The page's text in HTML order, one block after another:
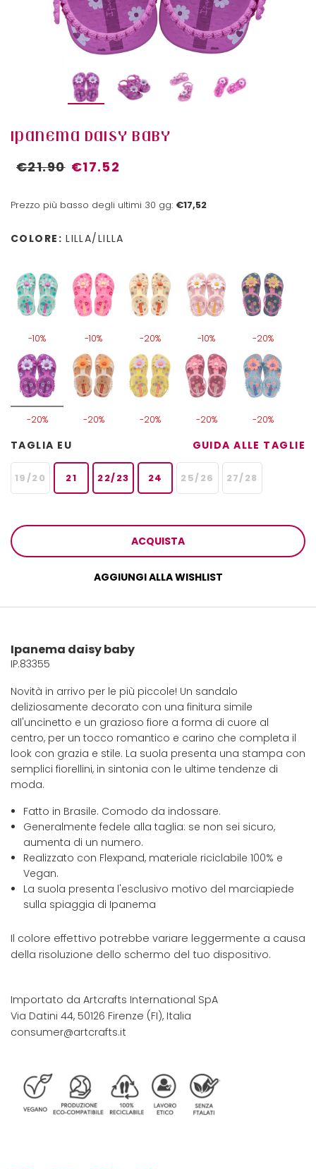
IPANEMA DAISY BABY
€21.90 €17.52
Prezzo più basso degli ultimi 30 gg: €17,52
COLORE: LILLA/LILLA
-10% -10% -20% -10% -20%
-20% -20% -20% -20% -20%
TAGLIA EU GUIDA ALLE TAGLIE
19/20 21 22/23 24 25/26 27/28
ACQUISTA
AGGIUNGI ALLA WISHLIST
Ipanema daisy baby
IP.83355
Novità in arrivo per le più piccole! Un sandalo
deliziosamente decorato con una finitura simile
all'uncinetto e un grazioso fiore a forma di cuore al
centro, per un tocco romantico e carino che completa il
look con grazia e stile. La suola presenta una stampa con
semplici fiorellini, in sintonia con le ultime tendenze di
moda.
Fatto in Brasile. Comodo da indossare.
Generalmente fedele alla taglia: se non sei sicuro,
aumenta di un numero.
Realizzato con Flexpand, materiale riciclabile 100% e
Vegan.
La suola presenta l'esclusivo motivo del marciapiede
sulla spiaggia di Ipanema
Il colore effettivo potrebbe variare leggermente a causa
della risoluzione dello schermo del tuo dispositivo.
Importato da Artcrafts International SpA
Via Datini 44, 50126 Firenze (FI), Italia
consumer@artcrafts.it